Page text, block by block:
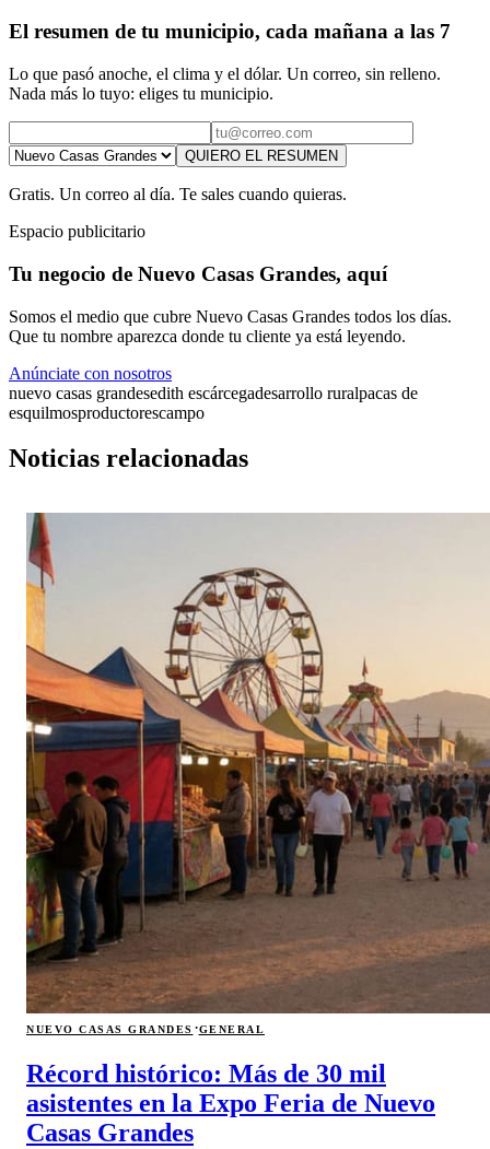
El resumen de tu municipio, cada mañana a las 7
Lo que pasó anoche, el clima y el dólar. Un correo, sin relleno.
Nada más lo tuyo: eliges tu municipio.
QUIERO EL RESUMEN
Gratis. Un correo al día. Te sales cuando quieras.
Espacio publicitario
Tu negocio de Nuevo Casas Grandes, aquí
Somos el medio que cubre Nuevo Casas Grandes todos los días.
Que tu nombre aparezca donde tu cliente ya está leyendo.
Anúnciate con nosotros
nuevo casas grandesedith escárcegadesarrollo ruralpacas de
esquilmosproductorescampo
Noticias relacionadas
NUEVO CASAS GRANDES ·GENERAL
Récord histórico: Más de 30 mil
asistentes en la Expo Feria de Nuevo
Casas Grandes